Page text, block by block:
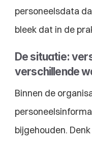
personeelsdata
bleek dat in de
De situatie:
verschillende
Binnen de
bijgehouden.